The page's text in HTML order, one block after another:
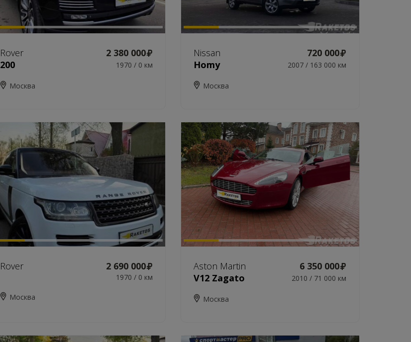
Rover
2 380 000
200
1970 / 0 км
Москва
Nissan
720 000
Homy
2007 / 163 000 км
Москва
Rover 2 690 000
1970 / 0 км
Москва
Aston Martin
6 350 000
V12 Zagato
2010 / 71 000 км
Москва